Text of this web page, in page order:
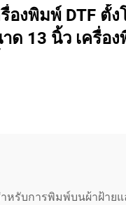
รื่องพิมพ์ DTF ตั้ง
ด 13 นิ้ว เครื่อ
บการพิมพ์บนผ้าฝ้ายแ